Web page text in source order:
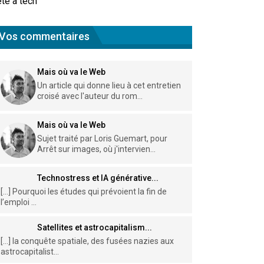
commentaires
Mais où va le Web
Un article qui donne lieu à cet entretien
croisé avec l'auteur du rom...
Mais où va le Web
Sujet traité par Loris Guemart, pour
Arrêt sur images, où j'intervien...
Technostress et IA générative...
[…] Pourquoi les études qui prévoient la fin de
l’emploi ...
Satellites et astrocapitalism...
[…] la conquête spatiale, des fusées nazies aux
astrocapitalist...